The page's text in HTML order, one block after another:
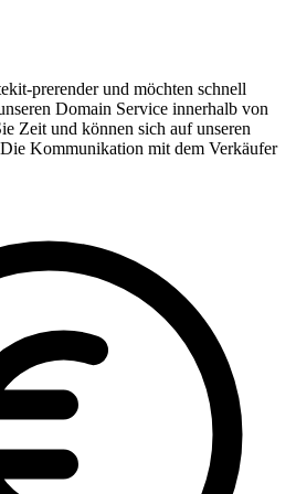
prerender und möchten schnell
Domain Service innerhalb von
Zeit und können sich auf unseren
Kommunikation mit dem Verkäufer